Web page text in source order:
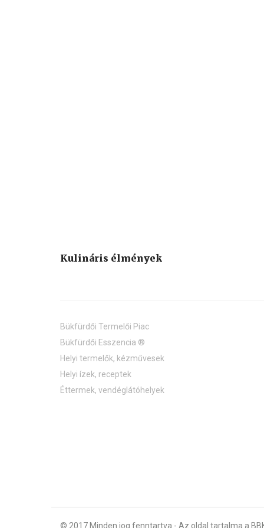
Kulináris élmények
Bükfürdői Termelői Piac
Bükfürdői Esszencia ®
Helyi termelők, kézművesek
Helyi ízek, receptek
Éttermek, vendéglátóhelyek
© 2017 Minden jog fenntartva - Az oldal tartalma a